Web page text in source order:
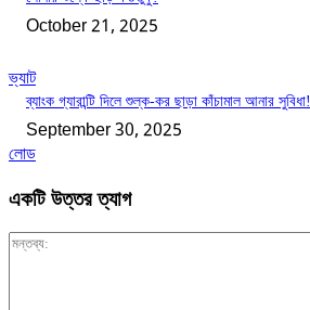
October 21, 2025
ভ্যাট
ব্যাংক গ্যারান্টি দিলে শুল্ক-কর ছাড়া কাঁচামাল আনার সুবিধা!
September 30, 2025
লোড
একটি উত্তর ত্যাগ